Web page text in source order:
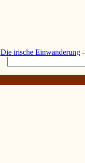
Die irische Einwanderung-